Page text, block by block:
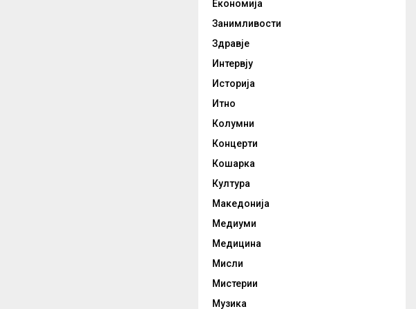
Економија
Занимливости
Здравје
Интервју
Историја
Итно
Колумни
Концерти
Кошарка
Култура
Македонија
Медиуми
Медицина
Мисли
Мистерии
Музика